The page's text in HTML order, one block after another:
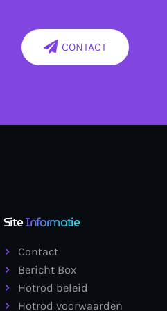
CONTACT
SiteInformatie
Contact
Bericht Box
Hotrod beleid
Hotrod voorwaarden